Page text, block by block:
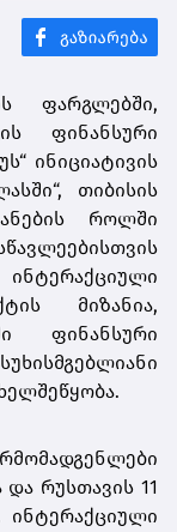
ფარგლებში,
ფინანსური
“ ინიციატივის
“,
თიბისის
როლში
ინტერაქ ციული
მიზანია,
ფინანსური
იანი
.
და რუსთავის11
ინტერაქ ციული